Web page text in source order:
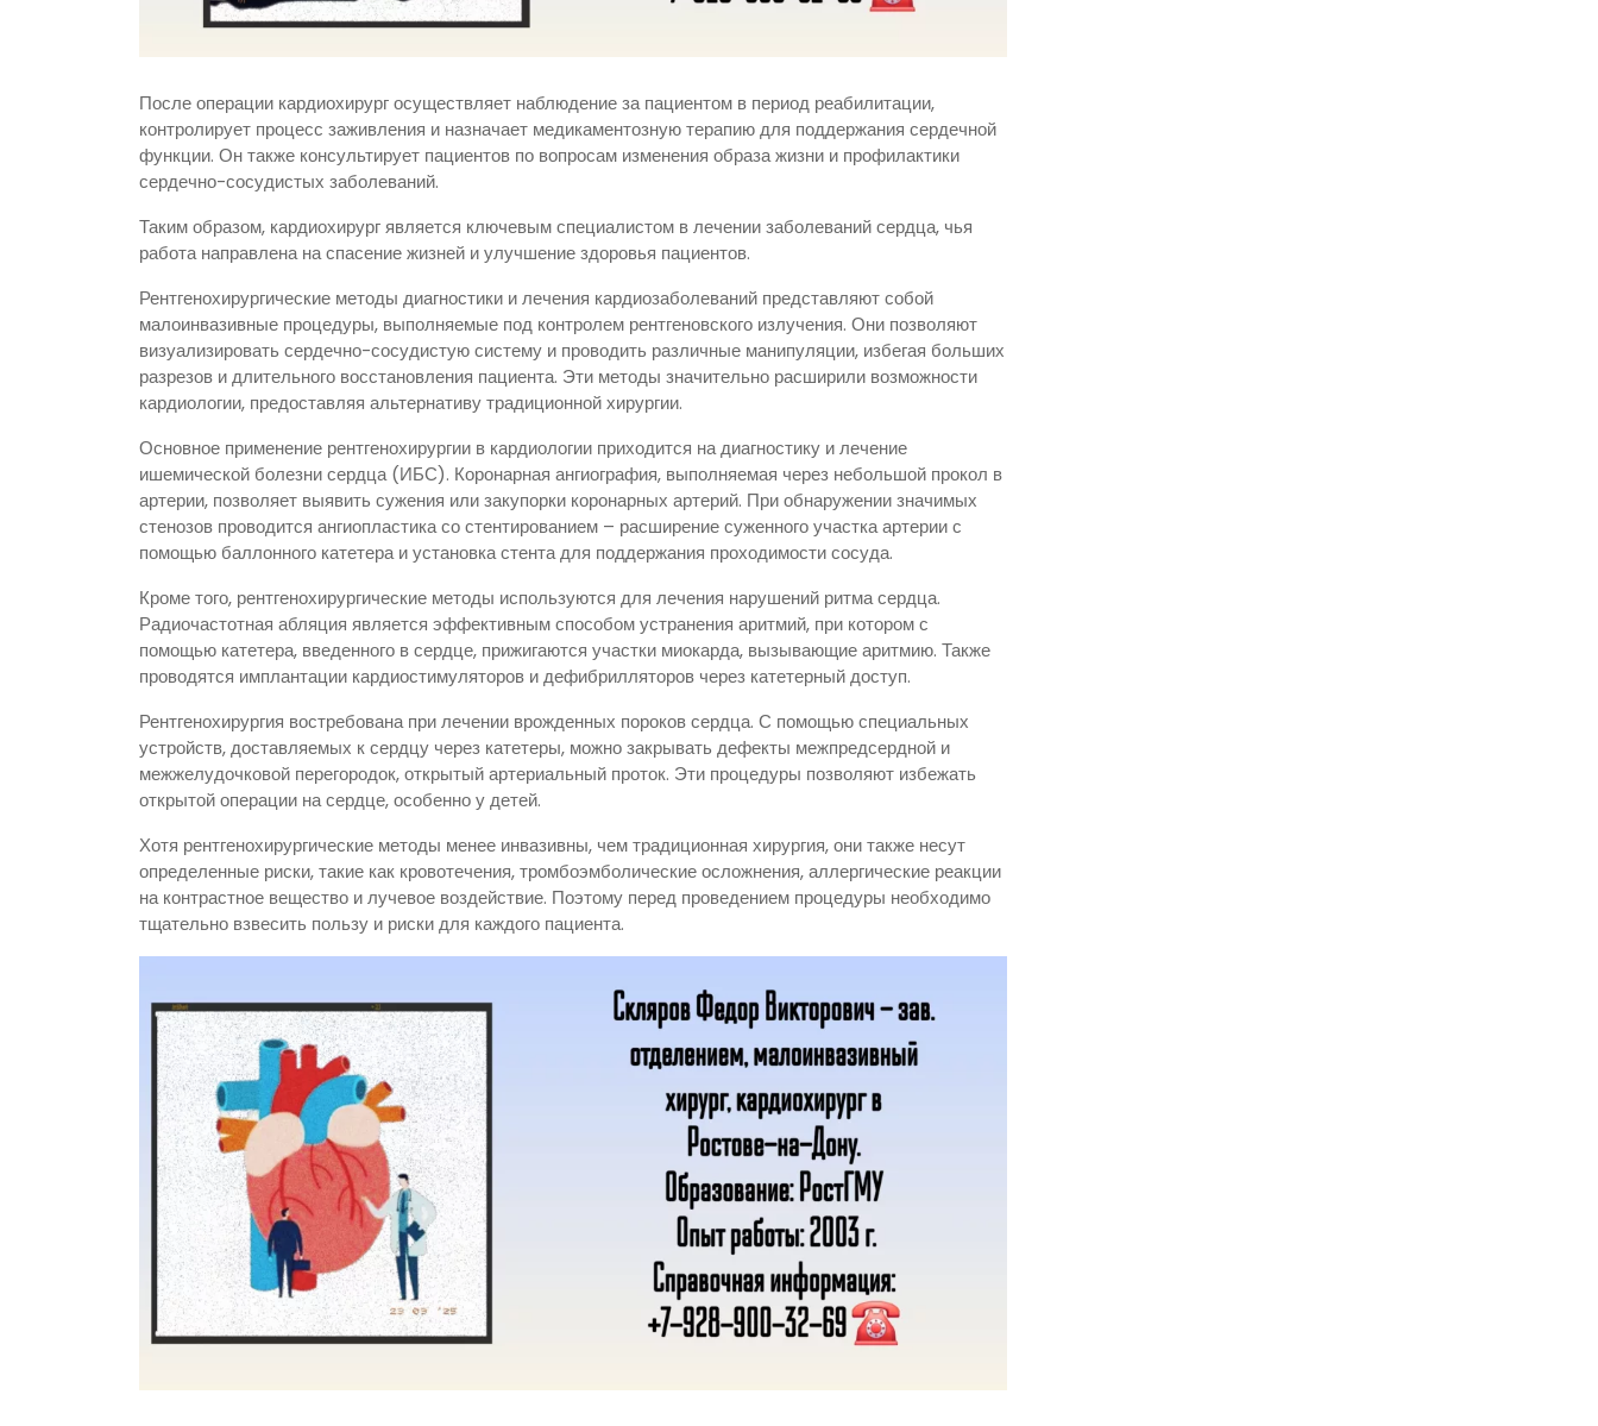
После операции кардиохирург осуществляет наблюдение за пациентом в период реабилитации,
контролирует процесс заживления и назначает медикаментозную терапию для поддержания сердечной
функции. Он также консультирует пациентов по вопросам изменения образа жизни и профилактики
сердечно-сосудистых заболеваний.
Таким образом, кардиохирург является ключевым специалистом в лечении заболеваний сердца, чья
работа направлена на спасение жизней и улучшение здоровья пациентов.
Рентгенохирургические методы диагностики и лечения кардиозаболеваний представляют собой
малоинвазивные процедуры, выполняемые под контролем рентгеновского излучения. Они позволяют
визуализировать сердечно-сосудистую систему и проводить различные манипуляции, избегая больших
разрезов и длительного восстановления пациента. Эти методы значительно расширили возможности
кардиологии, предоставляя альтернативу традиционной хирургии.
Основное применение рентгенохирургии в кардиологии приходится на диагностику и лечение
ишемической болезни сердца (ИБС). Коронарная ангиография, выполняемая через небольшой прокол в
артерии, позволяет выявить сужения или закупорки коронарных артерий. При обнаружении значимых
стенозов проводится ангиопластика со стентированием – расширение суженного участка артерии с
помощью баллонного катетера и установка стента для поддержания проходимости сосуда.
Кроме того, рентгенохирургические методы используются для лечения нарушений ритма сердца.
Радиочастотная абляция является эффективным способом устранения аритмий, при котором с
помощью катетера, введенного в сердце, прижигаются участки миокарда, вызывающие аритмию. Также
проводятся имплантации кардиостимуляторов и дефибрилляторов через катетерный доступ.
Рентгенохирургия востребована при лечении врожденных пороков сердца. С помощью специальных
устройств, доставляемых к сердцу через катетеры, можно закрывать дефекты межпредсердной и
межжелудочковой перегородок, открытый артериальный проток. Эти процедуры позволяют избежать
открытой операции на сердце, особенно у детей.
Хотя рентгенохирургические методы менее инвазивны, чем традиционная хирургия, они также несут
определенные риски, такие как кровотечения, тромбоэмболические осложнения, аллергические реакции
на контрастное вещество и лучевое воздействие. Поэтому перед проведением процедуры необходимо
тщательно взвесить пользу и риски для каждого пациента.